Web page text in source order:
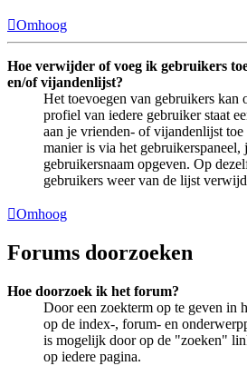
Omhoog
Hoe verwijder of voeg ik gebruikers
en/of vijandenlijst?
Het toevoegen van gebruikers kan
profiel van iedere gebruiker staat
aan je vrienden- of vijandenlijst
manier is via het gebruikerspaneel,
gebruikersnaam opgeven. Op
gebruikers weer van de lijst
Omhoog
Forums doorzoeken
Hoe doorzoek ik het forum?
Door een zoekterm op te geven in
op de index-, forum- en
is mogelijk door op de "zoeken"
op iedere pagina.